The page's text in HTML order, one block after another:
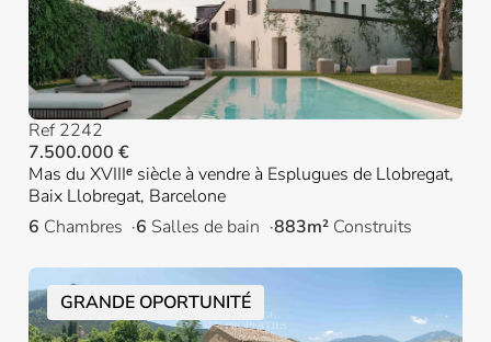
Ref 2242
7.500.000 €
Mas du XVIIIᵉ siècle à vendre à Esplugues de Llobregat,
Baix Llobregat, Barcelone
6 Chambres 6 Salles de bain 883m² Construits
GRANDE OPORTUNITÉ